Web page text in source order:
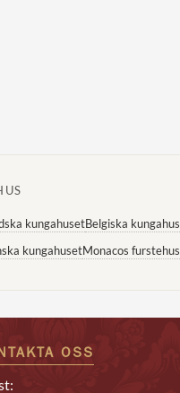
kungahusetBelgiska
kungahusetMonacos furstehus
OSS